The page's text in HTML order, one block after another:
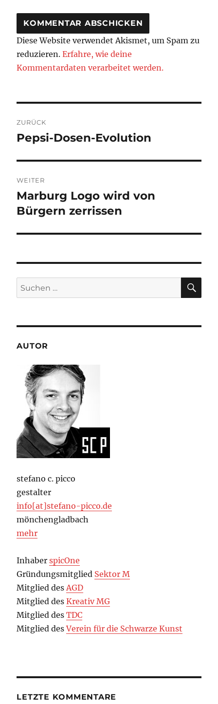
Diese Website verwendet Akismet, um Spam zu
reduzieren.Erfahre, wie deine
Kommentardaten verarbeitet werden.
ZURÜCK
Vorheriger
Pepsi-Dosen-Evolution
WEITER
Nächster
Beitrag:
Marburg Logo wird von
Bürgern zerrissen
Suchen
nach:
AUTOR
stefano c. picco
gestalter
info[at]stefano-picco.de
mönchengladbach
mehr
InhaberspicOne
Gründungsmitglied Sektor M
Mitglied des AGD
Mitglied desKreativ MG
Mitglied desTDC
Mitglied desVerein für die Schwarze Kunst
LETZTE KOMMENTARE